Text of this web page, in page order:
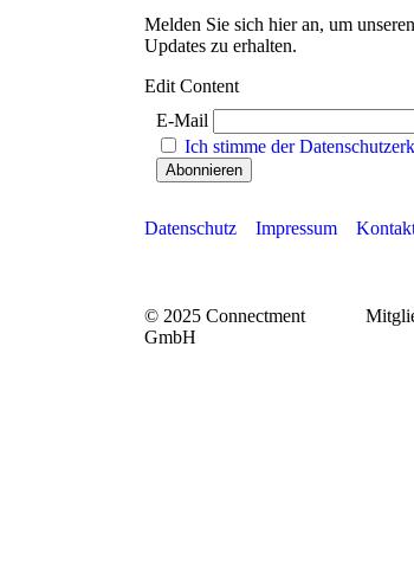
Melden Sie sich hier an, um
Updates zu erhalten.
Edit Content
E-Mail
Ich stimme der
Datenschutz Impressum
© 2025 Connectment
GmbH